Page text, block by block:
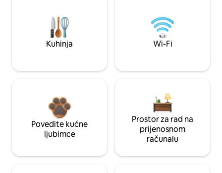
Kuhinja Wi-Fi
Povedite kućne
ljubimce
Prostor za rad na
prijenosnom
računalu